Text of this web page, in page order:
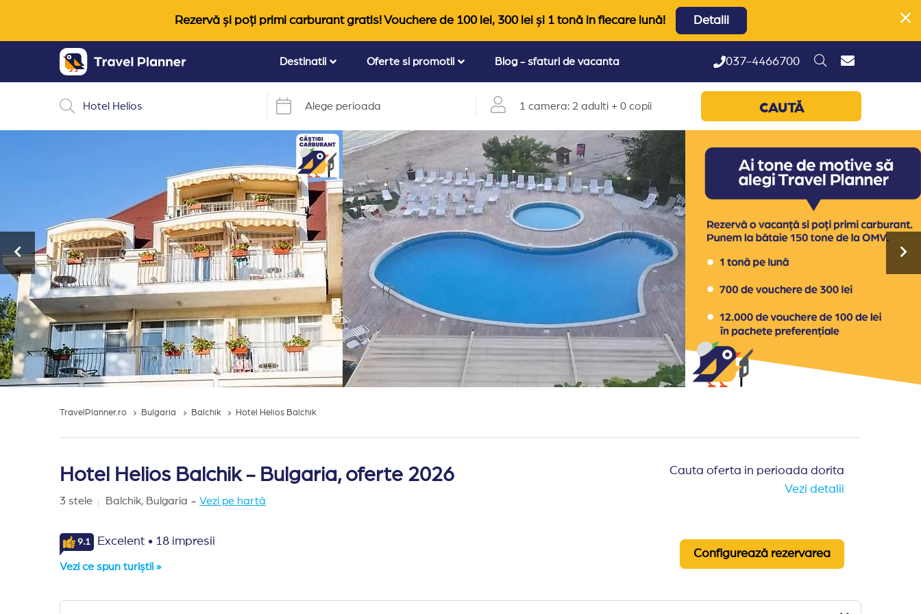
Rezervă și poți primi carburant gratis! Vouchere de 100 lei, 300 lei și 1 tonă in fiecare lună! Detalii
Destinatii Oferte si promotii Blog - sfaturi de vacanta 037-4466700
Alege perioada 1 camera: 2 adulti + 0 copii CAUTĂ
TravelPlanner.ro Bulgaria Balchik Hotel Helios Balchik
Hotel Helios Balchik - Bulgaria, oferte 2026
3 stele Balchik, Bulgaria - Vezi pe hartă
Cauta oferta in perioada dorita
Vezi detalii
9.1 Excelent · 18 impresii
Vezi ce spun turiștii »
Configurează rezervarea